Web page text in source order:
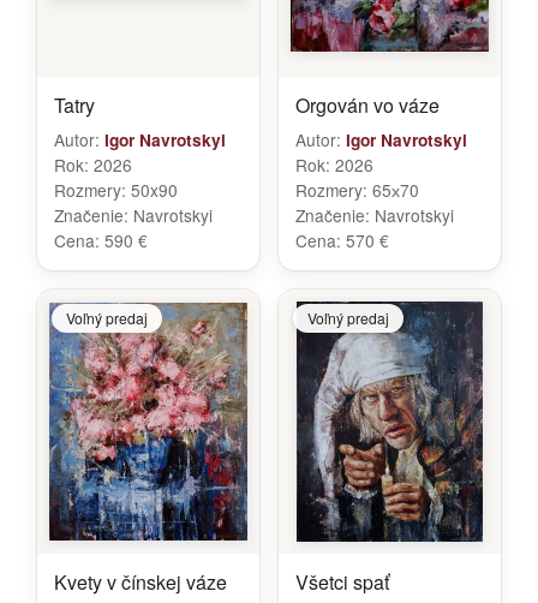
Tatry
Autor: Igor Navrotskyi
Rok: 2026
Rozmery: 50x90
Značenie: Navrotskyi
Cena: 590 €
Orgován vo váze
Autor: Igor Navrotskyi
Rok: 2026
Rozmery: 65х70
Značenie: Navrotskyi
Cena: 570 €
Voľný predaj
Kvety v čínskej váze
Voľný predaj
Všetci spať